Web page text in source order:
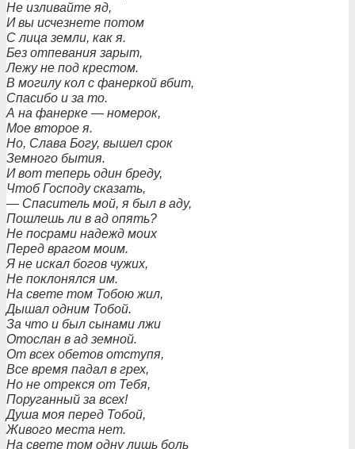
Не изливайте яд,
И вы исчезнете потом
С лица земли, как я.
Без отпевания зарыт,
Лежу не под крестом.
В могилу кол с фанеркой вбит,
Спасибо и за то.
А на фанерке — номерок,
Мое второе я.
Но, Слава Богу, вышел срок
Земного бытия.
И вот теперь один бреду,
Чтоб Господу сказать,
— Спаситель мой, я был в аду,
Пошлешь ли в ад опять?
Не посрами надежд моих
Перед врагом моим.
Я не искал богов чужих,
Не поклонялся им.
На свете том Тобою жил,
Дышал одним Тобой.
За что и был сынами лжи
Отослан в ад земной.
От всех обетов отступя,
Все время падал в грех,
Но не отрекся от Тебя,
Поруганный за всех!
Душа моя перед Тобой,
Живого места нет.
На свете том одну лишь боль